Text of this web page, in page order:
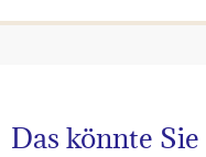
Das könnte